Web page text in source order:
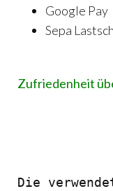
Google Pay
Sepa
Zufriedenheit
Die